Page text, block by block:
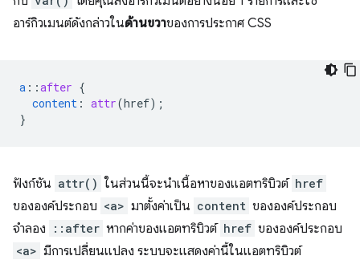
อาร์กิวเมนต์ดังกล่าวในด้านขวาของการประกาศ CSS
a ::after {
content : attr(href);
}
ฟังก์ชัน attr() ในส่วนนี้จะนำเนื้อหาของแอตทริบิวต์ href
ขององค์ประกอบ <a> มาตั้งค่าเป็น content ขององค์ประกอบ
จำลอง
::after หากค่าของแอตทริบิวต์ href ขององค์ประกอบ
<a> มีการเปลี่ยนแปลง ระบบจะแสดงค่านี้ในแอตทริบิวต์